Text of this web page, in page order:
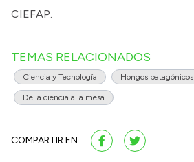
CIEFAP.
TEMAS RELACIONADOS
Ciencia y Tecnología Hongos patagónicos
De la ciencia a la mesa
COMPARTIR EN: